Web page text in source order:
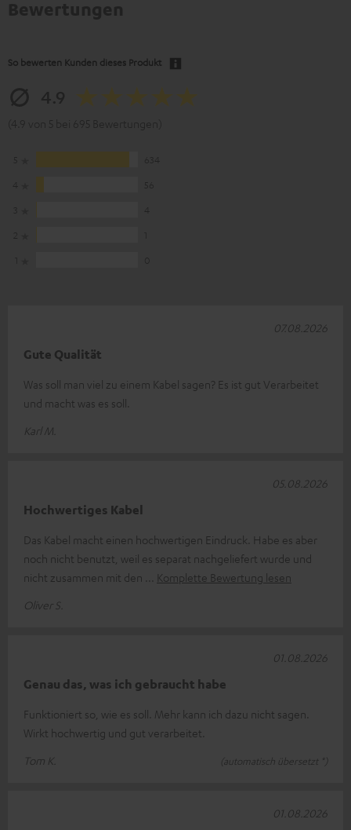
So bewerten Kunden dieses Produkt
Gute Qualität
Was soll man viel zu einem Kabel sagen? Es ist gut Verarbeitet
und macht was es soll.
Karl M.
07.08.2026
Hochwertiges Kabel
Das Kabel macht einen hochwertigen Eindruck. Habe es aber
noch nicht benutzt, weil es separat nachgeliefert wurde und
nicht zusammen mit den
Komplette Bewertung lesen
Oliver S.
05.08.2026
Genau das, was ich gebraucht habe
Funktioniert so, wie es soll. Mehr kann ich dazu nicht sagen.
Wirkt hochwertig und gut verarbeitet.
Tom K.
(automatisch übersetzt *)
01.08.2026
01.08.2026